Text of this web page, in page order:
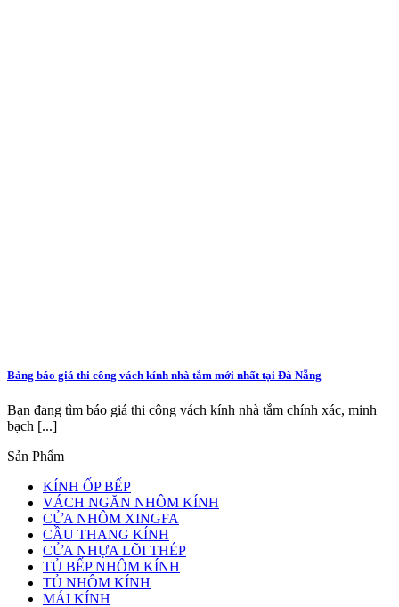
Bảng báo giá thi công vách kính nhà tắm mới nhất tại Đà Nẵng
Bạn đang tìm báo giá thi công vách kính nhà tắm chính xác, minh
bạch [...]
Sản Phẩm
KÍNH ỐP BẾP
VÁCH NGĂN NHÔM KÍNH
CỬA NHÔM XINGFA
CẦU THANG KÍNH
CỬA NHỰA LÕI THÉP
TỦ BẾP NHÔM KÍNH
TỦ NHÔM KÍNH
MÁI KÍNH